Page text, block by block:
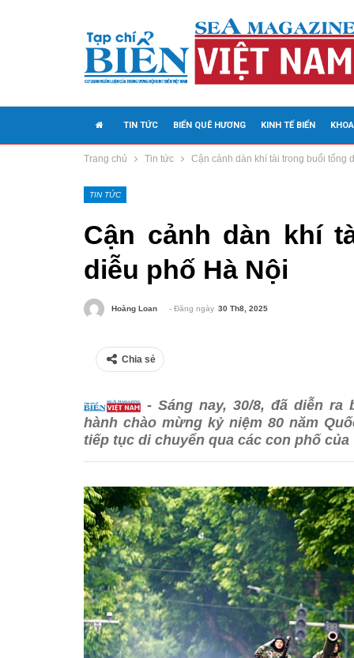
TIN TỨC BIỂN QUÊ HƯƠNG KINH TẾ BIỂN
MEDIA
Trang chủ Tin tức Cận cảnh dàn khí tài trong buổi tổng
TIN TỨC
Cận cảnh dàn khí
diễu phố Hà Nội
Hoàng Loan - Đăng ngày 30 Th8, 2025
Chia sẻ
- Sáng nay, 30/8, đã diễn
hành chào mừng kỷ niệm 80 năm
tiếp tục di chuyển qua các con phố của